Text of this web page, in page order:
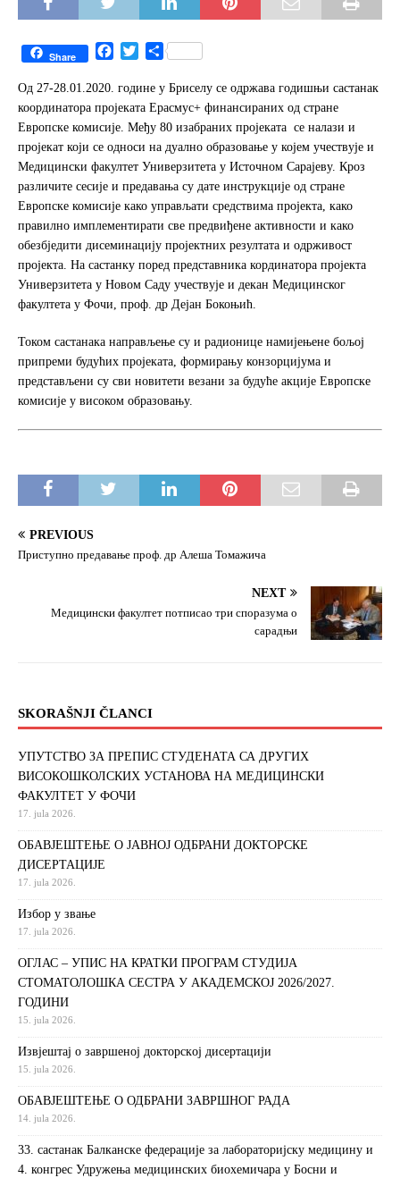
Share
c
e
b
o
k
i
t
t
S
a
r
e
Од 27-28.01.2020. године у Бриселу се одржава годишњи састанак
координатора пројеката Ерасмус+ финансираних од стране
Европске комисије. Међу 80 изабраних пројеката се налази и
пројекат који се односи на дуално образовање у којем учествује и
Медицински факултет Универзитета у Источном Сарајеву. Кроз
различите сесије и предавања су дате инструкције од стране
Европске комисије како управљати средствима пројекта, како
правилно имплементирати све предвиђене активности и како
обезбједити дисеминацију пројектних резултата и одрживост
пројекта. На састанку поред представника кординатора пројекта
Универзитета у Новом Саду учествује и декан Медицинског
факултета у Фочи, проф. др Дејан Бокоњић.
Током састанака направљење су и радионице намијењене бољој
припреми будућих пројеката, формирању конзорцијума и
представљени су сви новитети везани за будуће акције Европске
комисије у високом образовању.
PREVIOUS
Приступно предавање проф. др Алеша Томажича
NEXT
Медицински факултет потписао три споразума о
сарадњи
SKORAŠNJI ČLANCI
УПУТСТВО ЗА ПРЕПИС СТУДЕНАТА СА ДРУГИХ
ВИСОКОШКОЛСКИХ УСТАНОВА НА МЕДИЦИНСКИ
ФАКУЛТЕТ У ФОЧИ
17. jula 2026.
ОБАВЈЕШТЕЊЕ О ЈАВНОЈ ОДБРАНИ ДОКТОРСКЕ
ДИСЕРТАЦИЈЕ
17. jula 2026.
Избор у звање
17. jula 2026.
ОГЛАС – УПИС НА КРАТКИ ПРОГРАМ СТУДИЈА
СТОМАТОЛОШКА СЕСТРА У АКАДЕМСКОЈ 2026/2027.
ГОДИНИ
15. jula 2026.
Извjeштaj o зaвршeнoj дoктoрскoj дисeртaциjи
15. jula 2026.
ОБАВЈЕШТЕЊЕ О ОДБРАНИ ЗАВРШНОГ РАДА
14. jula 2026.
33. састанак Балканске федерације за лабораторијску медицину и
4. конгрес Удружења медицинских биохемичара у Босни и